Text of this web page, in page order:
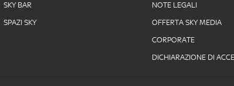
SKY BAR
SPAZI SKY
NOTE LEGALI
OFFERTA SKY MEDIA
CORPORATE
DICHIARAZIONE DI